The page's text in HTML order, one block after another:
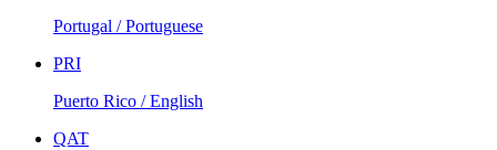
Portugal / Portuguese
PRI
Puerto Rico / English
QAT